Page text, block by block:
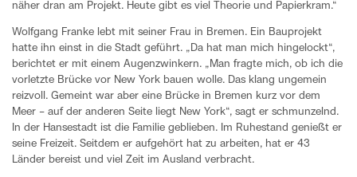
näher dran am Projekt. Heute gibt es viel Theorie und Papierkram.“
Wolfgang Franke lebt mit seiner Frau in Bremen. Ein Bauprojekt
hatte ihn einst in die Stadt geführt. „Da hat man mich hingelockt“,
berichtet er mit einem Augenzwinkern. „Man fragte mich, ob ich die
vorletzte Brücke vor New York bauen wolle. Das klang ungemein
reizvoll. Gemeint war aber eine Brücke in Bremen kurz vor dem
Meer – auf der anderen Seite liegt New York“, sagt er schmunzelnd.
In der Hansestadt ist die Familie geblieben. Im Ruhestand genießt er
seine Freizeit. Seitdem er aufgehört hat zu arbeiten, hat er 43
Länder bereist und viel Zeit im Ausland verbracht.